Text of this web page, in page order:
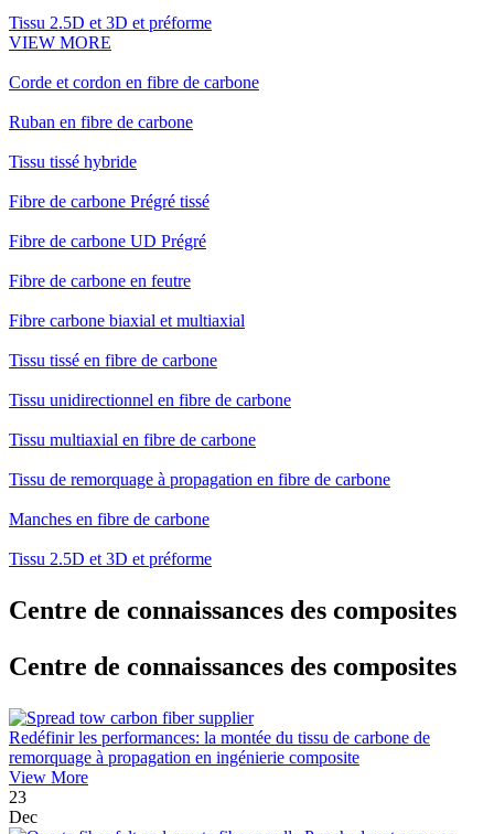
Tissu 2.5D et 3D et préforme
VIEW MORE
Corde et cordon en fibre de carbone
Ruban en fibre de carbone
Tissu tissé hybride
Fibre de carbone Prégré tissé
Fibre de carbone UD Prégré
Fibre de carbone en feutre
Fibre carbone biaxial et multiaxial
Tissu tissé en fibre de carbone
Tissu unidirectionnel en fibre de carbone
Tissu multiaxial en fibre de carbone
Tissu de remorquage à propagation en fibre de carbone
Manches en fibre de carbone
Tissu 2.5D et 3D et préforme
Centre de connaissances des composites
Centre de connaissances des composites
Redéfinir les performances: la montée du tissu de carbone de
remorquage à propagation en ingénierie composite
View More
23
Dec